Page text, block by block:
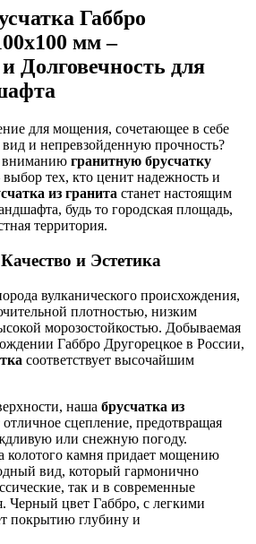
Габбро
мм –
Долговечность для
для мощения, сочетающее в себе
и непревзойденную прочность?
вниманию гранитную брусчатку
выбор тех, кто ценит надежность и
из гранита станет настоящим
будь то городская площадь,
территория.
и Эстетика
вулканического происхождения,
плотностью, низким
морозостойкостью. Добываемая
Габбро Другорецкое в России,
соответствует высочайшим
наша брусчатка из
отличное сцепление, предотвращая
или снежную погоду.
колотого камня придает мощению
вид, который гармонично
так и в современные
Черный цвет Габбро, с легкими
покрытию глубину и